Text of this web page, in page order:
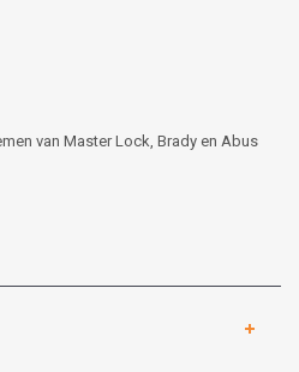
van Master Lock, Brady en Abus